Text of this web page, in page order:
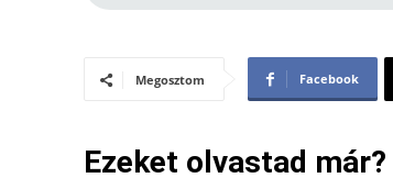
Megosztom Facebook
Ezeket olvastad már?